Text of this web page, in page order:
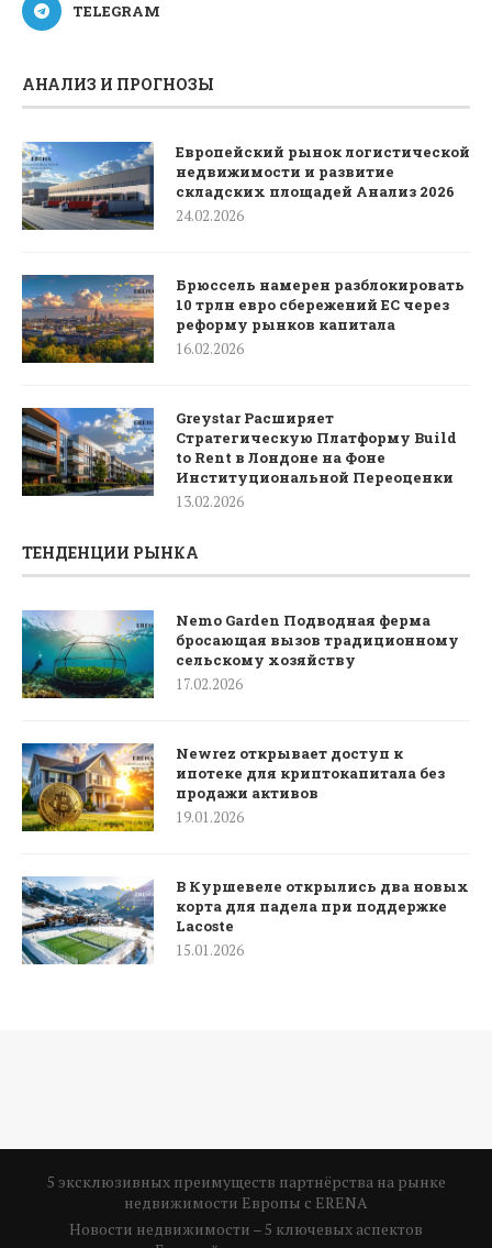
TELEGRAM
АНАЛИЗ И ПРОГНОЗЫ
Европейский рынок логистической
недвижимости и развитие
складских площадей Анализ 2026
24.02.2026
Брюссель намерен разблокировать
10 трлн евро сбережений ЕС через
реформу рынков капитала
16.02.2026
Greystar Расширяет
Стратегическую Платформу Build
to Rent в Лондоне на Фоне
Институциональной Переоценки
13.02.2026
ТЕНДЕНЦИИ РЫНКА
Nemo Garden Подводная ферма
бросающая вызов традиционному
сельскому хозяйству
17.02.2026
Newrez открывает доступ к
ипотеке для криптокапитала без
продажи активов
19.01.2026
В Куршевеле открылись два новых
корта для падела при поддержке
Lacoste
15.01.2026
5 эксклюзивных преимуществ партнёрства на рынке
недвижимости Европы с ERENA
Новости недвижимости – 5 ключевых аспектов